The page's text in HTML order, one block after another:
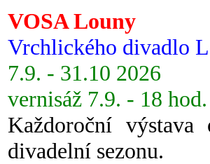
VOSA Louny
Vrchlického divadlo
7.9. - 31.10 2026
vernisáž 7.9. - 18 hod.
Každoroční
divadelní sezonu.